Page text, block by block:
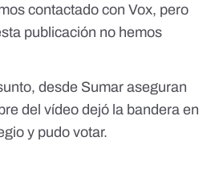
contactado con Vox, pero
publicación no hemos
desde Sumar aseguran
del vídeo dejó la bandera en
y pudo votar.